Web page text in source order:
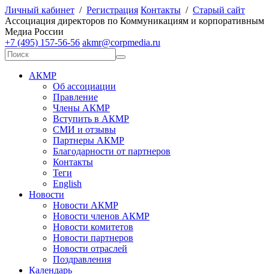
Личный кабинет / Регистрация Контакты / Старый сайт
Ассоциация директоров по Коммуникациям и корпоративным
Медиа России
+7 (495) 157-56-56 akmr@corpmedia.ru
АКМР
Об ассоциации
Правление
Члены АКМР
Вступить в АКМР
СМИ и отзывы
Партнеры АКМР
Благодарности от партнеров
Контакты
Теги
English
Новости
Новости АКМР
Новости членов АКМР
Новости комитетов
Новости партнеров
Новости отраслей
Поздравления
Календарь